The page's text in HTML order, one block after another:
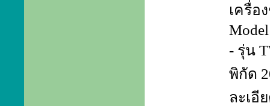
เครื่อ
- รุ่น
พิกัด
ละเอี